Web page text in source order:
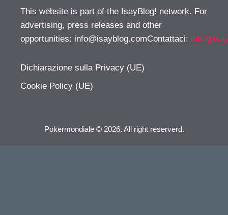
This website is part of the IsayBlog! network. For
advertising, press releases and other
opportunities: info@isayblog.comContattaci:
Dichiarazione sulla Privacy (UE)
Cookie Policy (UE)
Pokermondiale © 2026. All right reserverd.